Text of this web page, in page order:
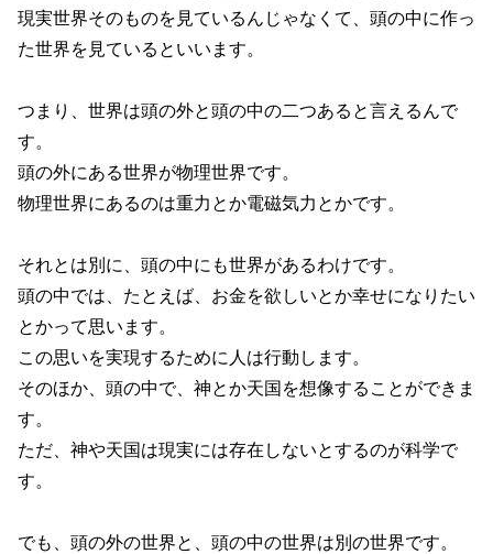
現実世界そのものを見ているんじゃなくて、頭の中に作っ
た世界を見ているといいます。
つまり、世界は頭の外と頭の中の二つあると言えるんで
す。
頭の外にある世界が物理世界です。
物理世界にあるのは重力とか電磁気力とかです。
それとは別に、頭の中にも世界があるわけです。
頭の中では、たとえば、お金を欲しいとか幸せになりたい
とかって思います。
この思いを実現するために人は行動します。
そのほか、頭の中で、神とか天国を想像することができま
す。
ただ、神や天国は現実には存在しないとするのが科学で
す。
でも、頭の外の世界と、頭の中の世界は別の世界です。